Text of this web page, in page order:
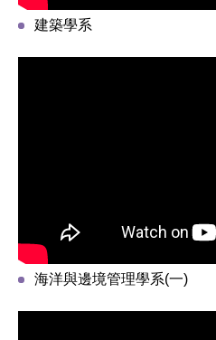
建築學系
海洋與邊境管理學系(一)